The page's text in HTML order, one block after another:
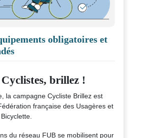
obligatoires et
Cyclistes, brillez !
la campagne Cycliste Brillez est
française des Usagères et
du réseau FUB se mobilisent pour